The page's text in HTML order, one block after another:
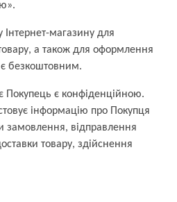
Інтернет-магазину для
а також для оформлення
безкоштовним.
Покупець є конфіденційною.
інформацію про Покупця
замовлення, відправлення
товару, здійснення